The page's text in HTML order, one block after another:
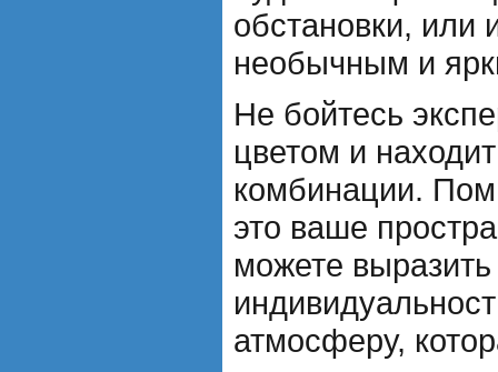
обстановки, или
необычным и
Не бойтесь
цветом и
комбинации.
это ваше
можете
атмосферу,